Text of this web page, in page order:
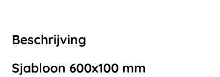
Beschrijving
Sjabloon 600x100 mm